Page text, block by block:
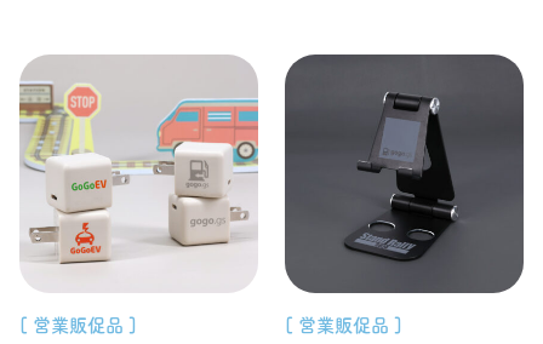
[ 営業販促品 ]
[ 営業販促品 ]